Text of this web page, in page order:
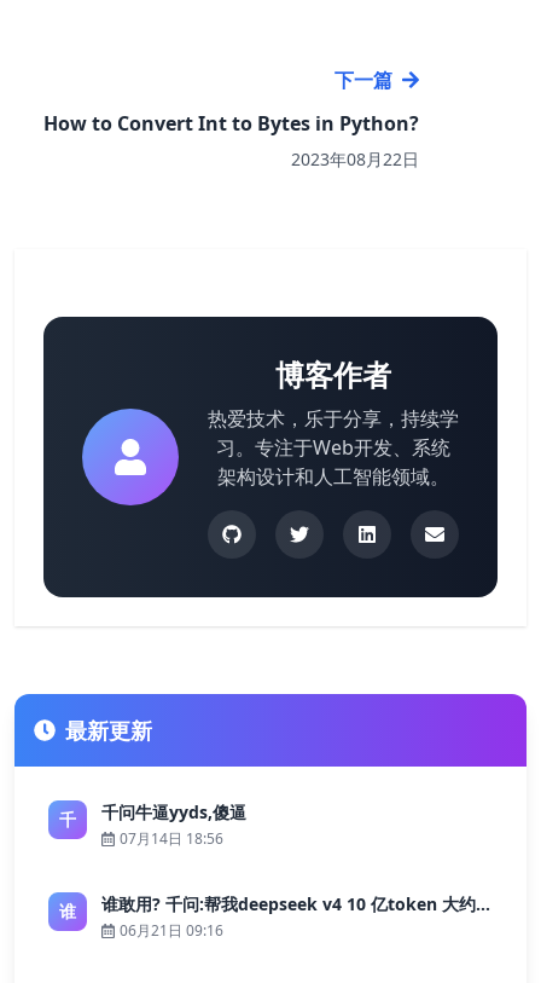
下一篇
How to Convert Int to Bytes in Python?
2023年08月22日
博客作者
热爱技术，乐于分享，持续学
习。专注于Web开发、系统
架构设计和人工智能领域。
最新更新
千 千问牛逼yyds,傻逼
07月14日 18:56
谁 谁敢用? 千问:帮我deepseek v4 10 亿token 大约多少花费 ?
06月21日 09:16